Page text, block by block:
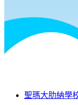
聖瑪大肋納學